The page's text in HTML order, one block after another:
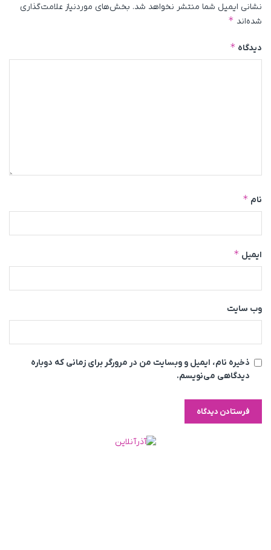
نشانی ایمیل شما منتشر نخواهد شد. بخش‌های موردنیاز علامت‌گذاری
شده‌اند *
دیدگاه *
نام *
ایمیل *
وب‌ سایت
ذخیره نام، ایمیل و وبسایت من در مرورگر برای زمانی که دوباره
دیدگاهی می‌نویسم.